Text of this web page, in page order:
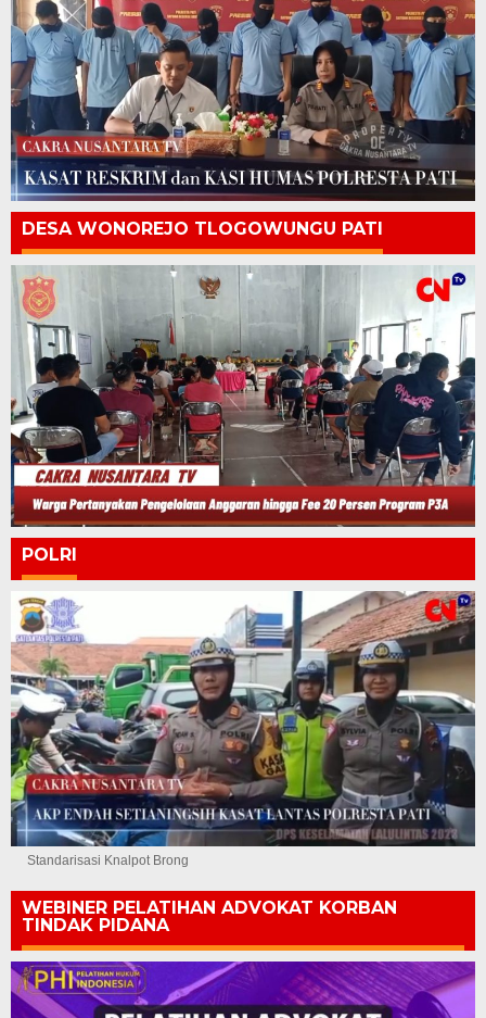
DESA WONOREJO TLOGOWUNGU PATI
POLRI
Standarisasi Knalpot Brong
WEBINER PELATIHAN ADVOKAT KORBAN
TINDAK PIDANA